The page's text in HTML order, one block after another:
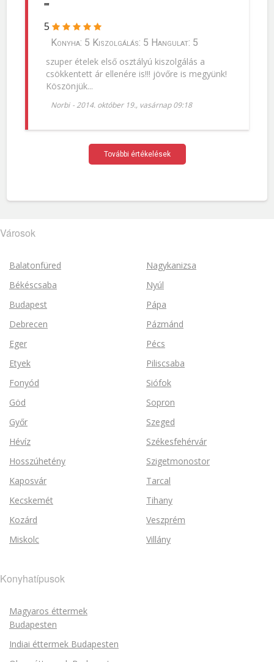
""
5
Konyha: 5 Kiszolgálás: 5 Hangulat: 5
szuper ételek első osztályú kiszolgálás a
csökkentett ár ellenére is!!! jövőre is megyünk!
Köszönjük...
Norbi -2014. október 19., vasárnap 09:18
További értékelések
Városok
Balatonfüred
Békéscsaba
Budapest
Debrecen
Eger
Etyek
Fonyód
Göd
Győr
Hévíz
Hosszúhetény
Kaposvár
Kecskemét
Kozárd
Miskolc
Nagykanizsa
Nyúl
Pápa
Pázmánd
Pécs
Piliscsaba
Siófok
Sopron
Szeged
Székesfehérvár
Szigetmonostor
Tarcal
Tihany
Veszprém
Villány
Konyhatípusok
Magyaros éttermek
Budapesten
Indiai éttermek Budapesten